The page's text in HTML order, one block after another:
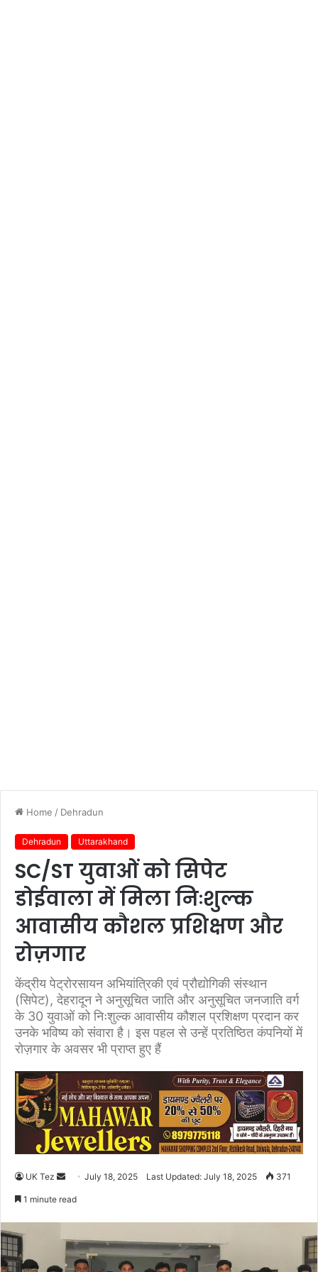
Home / Dehradun
Dehradun Uttarakhand
SC/ST युवाओं को सिपेट
डोईवाला में मिला निःशुल्क
आवासीय कौशल प्रशिक्षण और
रोज़गार
केंद्रीय पेट्रोरसायन अभियांत्रिकी एवं प्रौद्योगिकी संस्थान
(सिपेट), देहरादून ने अनुसूचित जाति और अनुसूचित जनजाति वर्ग
के 30 युवाओं को निःशुल्क आवासीय कौशल प्रशिक्षण प्रदान कर
उनके भविष्य को संवारा है। इस पहल से उन्हें प्रतिष्ठित कंपनियों में
रोज़गार के अवसर भी प्राप्त हुए हैं
UK Tez
a
n
July 18, 2025 Last Updated: July 18, 2025 371
1 minute read